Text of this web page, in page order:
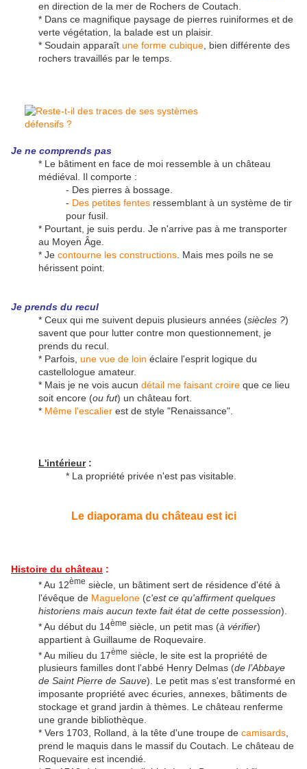
en direction de la mer de Rochers de Coutach.
* Dans ce magnifique paysage de pierres ruiniformes et de
verte végétation, la balade est un plaisir.
* Soudain apparaît une forme cubique , bien différente des
rochers travaillés par le temps.
Je ne comprends pas
* Le bâtiment en face de moi ressemble à un château
médiéval. Il comporte :
- Des pierres à bossage.
- Des petites fentes ressemblant à un système de tir
pour fusil.
* Pourtant, je suis perdu. Je n'arrive pas à me transporter
au Moyen Âge.
* Je contourne les constructions . Mais mes poils ne se
hérissent point.
Je prends du recul
* Ceux qui me suivent depuis plusieurs années (siècles ?)
savent que pour lutter contre mon questionnement, je
prends du recul.
* Parfois, une vue de loin éclaire l'esprit logique du
castellologue amateur.
* Mais je ne vois aucun détail me faisant croire que ce lieu
soit encore (ou fut) un château fort.
* Même l'escalier est de style "Renaissance".
L'intérieur:
* La propriété privée n'est pas visitable.
Le diaporama du château est ici
Histoire du château :
* Au 12ème siècle, un bâtiment sert de résidence d'été à
l'évêque de Maguelone (c'est ce qu'affirment quelques
historiens mais aucun texte fait état de cette possession).
* Au début du 14ème siècle, un petit mas (à vérifier)
appartient à Guillaume de Roquevaire.
* Au milieu du 17ème siècle, le site est la propriété de
plusieurs familles dont l'abbé Henry Delmas (de l’Abbaye
de Saint Pierre de Sauve). Le petit mas s'est transformé en
imposante propriété avec écuries, annexes, bâtiments de
stockage et grand jardin à thèmes. Le château renferme
une grande bibliothèque.
* Vers 1703, Rolland, à la tête d'une troupe de camisards
prend le maquis dans le massif du Coutach. Le château de
Roquevaire est incendié.